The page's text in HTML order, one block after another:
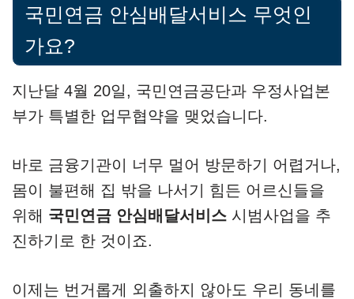
국민연금 안심배달서비스 무엇인
가요?
지난달 4월 20일, 국민연금공단과 우정사업본
부가 특별한 업무협약을 맺었습니다.
바로 금융기관이 너무 멀어 방문하기 어렵거나,
몸이 불편해 집 밖을 나서기 힘든 어르신들을
위해 국민연금 안심배달서비스 시범사업을 추
진하기로 한 것이죠.
이제는 번거롭게 외출하지 않아도 우리 동네를